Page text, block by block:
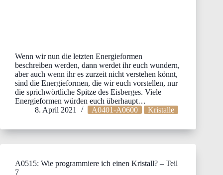
Wenn wir nun die letzten Energieformen
beschreiben werden, dann werdet ihr euch wundern,
aber auch wenn ihr es zurzeit nicht verstehen könnt,
sind die Energieformen, die wir euch vorstellen, nur
die sprichwörtliche Spitze des Eisberges. Viele
Energieformen würden euch überhaupt…
8. April 2021
A0401-A0600 Kristalle
A0515: Wie programmiere ich einen Kristall? – Teil
7